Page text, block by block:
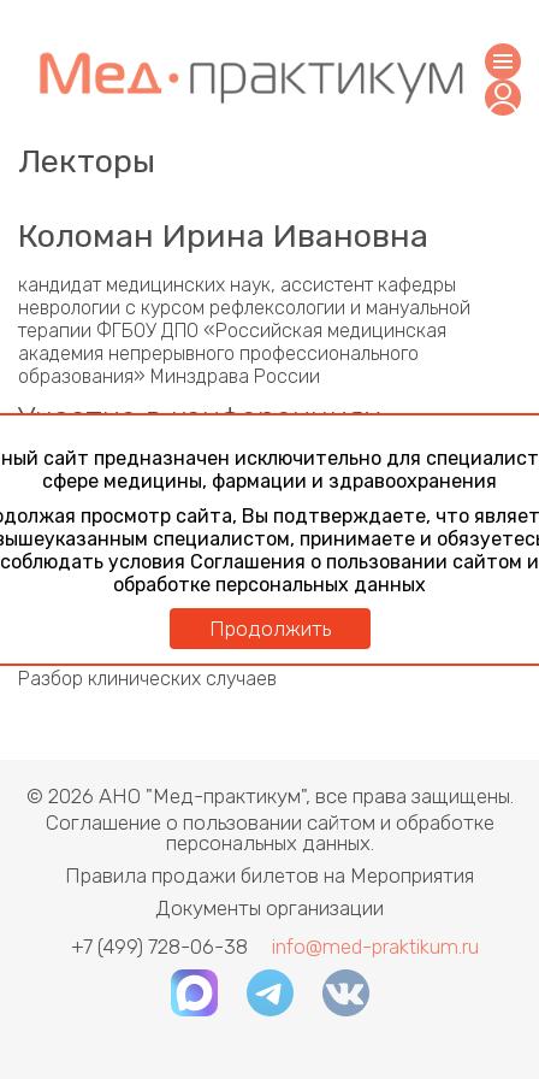
Лекторы
Коломан Ирина Ивановна
кандидат медицинских наук, ассистент кафедры
неврологии с курсом рефлексологии и мануальной
терапии ФГБОУ ДПО «Российская медицинская
академия непрерывного профессионального
образования» Минздрава России
Участие в конференциях
Неврология в клинических примерах. Атипичные
случаи частых неврологических заболеваний
21 ноября 2025
Разбор пациента с атипичной болезнью Паркинсона
Неврологический больной в терапевтической
практике. Клинические рекомендации - будущее
Неврологический больной в терапевтической практике.
Разбор клинических случаев
© 2026 АНО "Мед-практикум", все права защищены.
Соглашение о пользовании сайтом и обработке
персональных данных.
Правила продажи билетов на Мероприятия
Документы организации
+7 (499) 728-06-38
info@med-praktikum.ru
сайт предназначен исключительно для
сфере медицины, фармации и здравоохранения
просмотр сайта, Вы подтверждаете, что
специалистом, принимаете и
соблюдать условия Соглашения о пользовании сайтом и
обработке персональных данных
Продолжить